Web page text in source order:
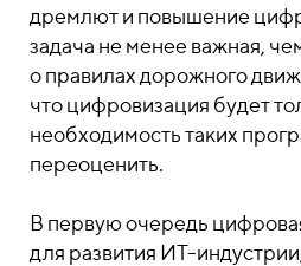
дремлют и повышение
задача не менее важная,
о правилах дорожного
что цифровизация будет
необходимость таких
переоценить.
В первую очередь
для развития ИТ-